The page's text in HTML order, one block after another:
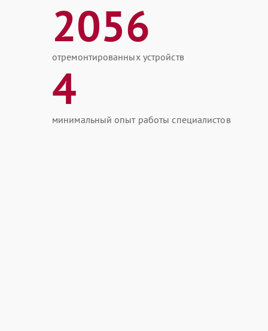
2056
отремонтированных устройств
4
минимальный опыт работы специалистов